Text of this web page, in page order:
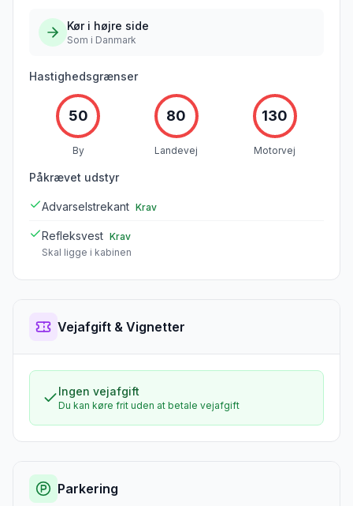
Kør i højre side
Som i Danmark
Hastighedsgrænser
50
By
80
Landevej
130
Motorvej
Påkrævet udstyr
Advarselstrekant Krav
Refleksvest Krav
Skal ligge i kabinen
Vejafgift & Vignetter
Ingen vejafgift
Du kan køre frit uden at betale vejafgift
Parkering